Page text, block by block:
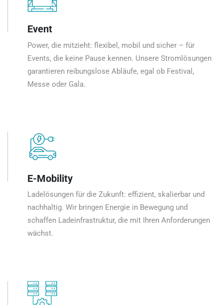
Event
Power, die mitzieht: flexibel, mobil und sicher – für
Events, die keine Pause kennen. Unsere Stromlösungen
garantieren reibungslose Abläufe, egal ob Festival,
Messe oder Gala.
E-Mobility
Ladelösungen für die Zukunft: effizient, skalierbar und
nachhaltig. Wir bringen Energie in Bewegung und
schaffen Ladeinfrastruktur, die mit Ihren Anforderungen
wächst.